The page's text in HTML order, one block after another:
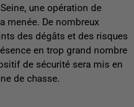
une opération de
menée. De nombreux
des dégâts et des risques
en trop grand nombre
de sécurité sera mis en
de chasse.